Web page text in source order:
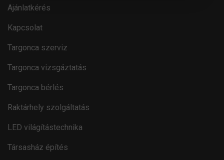
Ajánlatkérés
Kapcsolat
Targonca szerviz
Targonca vizsgáztatás
Targonca bérlés
Raktárhely szolgáltatás
LED világítástechnika
Társasház építés